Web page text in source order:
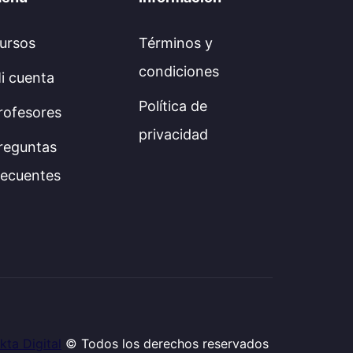
cuenta
Términos y
condiciones
Política de
privacidad
© Todos los derechos reservados